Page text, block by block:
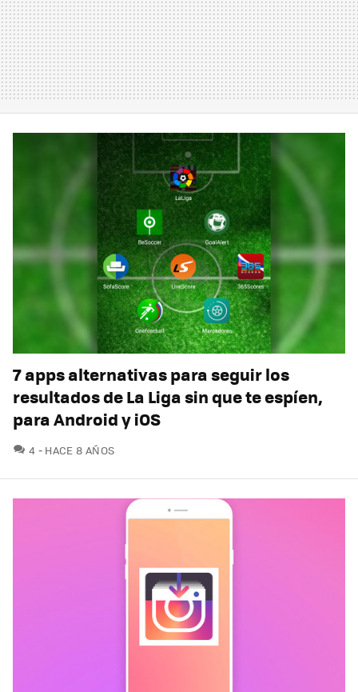
7 apps alternativas para seguir los
resultados de La Liga sin que te espíen,
para Android y iOS
4 COMENTARIOS
HACE 8 AÑOS